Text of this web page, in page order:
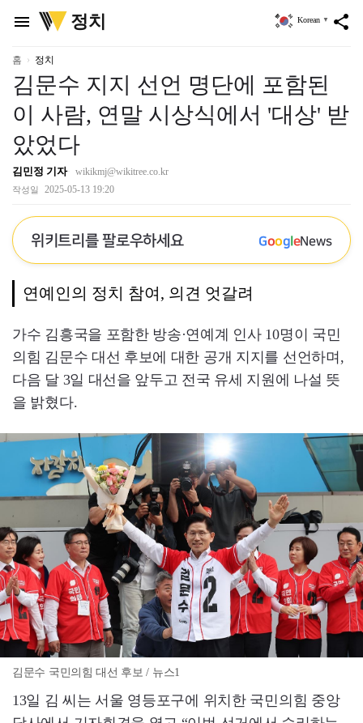
menu
위
키
정치 share
Korean ▼
홈 정치
김문수 지지 선언 명단에 포함된
이 사람, 연말 시상식에서 '대상' 받
았었다
김민정 기자 wikikmj@wikitree.co.kr
작성일 2025-05-13 19:20
위키트리를 팔로우하세요 GoogleNews
연예인의 정치 참여, 의견 엇갈려
가수 김흥국을 포함한 방송·연예계 인사 10명이 국민
의힘 김문수 대선 후보에 대한 공개 지지를 선언하며,
다음 달 3일 대선을 앞두고 전국 유세 지원에 나설 뜻
을 밝혔다.
김문수 국민의힘 대선 후보 / 뉴스1
13일 김 씨는 서울 영등포구에 위치한 국민의힘 중앙